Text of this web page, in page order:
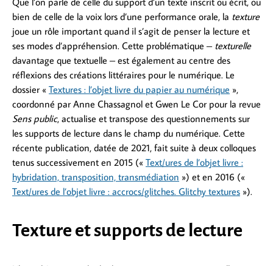
bien de celle de la voix lors d’une performance orale, la texture
joue un rôle important quand il s’agit de penser la lecture et
ses modes d’appréhension. Cette problématique – texturelle
davantage que textuelle – est également au centre des
réflexions des créations littéraires pour le numérique. Le
dossier « Textures : l’objet livre du papier au numérique »,
coordonné par Anne Chassagnol et Gwen Le Cor pour la revue
Sens public, actualise et transpose des questionnements sur
les supports de lecture dans le champ du numérique. Cette
récente publication, datée de 2021, fait suite à deux colloques
tenus successivement en 2015 (« Text/ures de l’objet livre :
hybridation, transposition, transmédiation ») et en 2016 («
Text/ures de l’objet livre : accrocs/glitches. Glitchy textures »).
Texture et supports de lecture